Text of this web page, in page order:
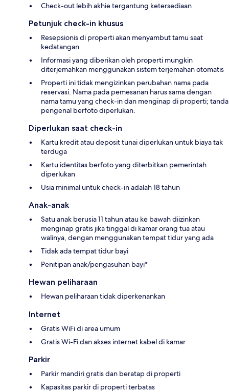
Check-out lebih akhie tergantung ketersediaan
Petunjuk check-in khusus
Resepsionis di properti akan menyambut tamu saat
kedatangan
Informasi yang diberikan oleh properti mungkin
diterjemahkan menggunakan sistem terjemahan otomatis
Properti ini tidak mengizinkan perubahan nama pada
reservasi. Nama pada pemesanan harus sama dengan
nama tamu yang check-in dan menginap di properti; tanda
pengenal berfoto diperlukan.
Diperlukan saat check-in
Kartu kredit atau deposit tunai diperlukan untuk biaya tak
terduga
Kartu identitas berfoto yang diterbitkan pemerintah
diperlukan
Usia minimal untuk check-in adalah 18 tahun
Anak-anak
Satu anak berusia 11 tahun atau ke bawah diizinkan
menginap gratis jika tinggal di kamar orang tua atau
walinya, dengan menggunakan tempat tidur yang ada
Tidak ada tempat tidur bayi
Penitipan anak/pengasuhan bayi*
Hewan peliharaan
Hewan peliharaan tidak diperkenankan
Internet
Gratis WiFi di area umum
Gratis Wi-Fi dan akses internet kabel di kamar
Parkir
Parkir mandiri gratis dan beratap di properti
Kapasitas parkir di properti terbatas